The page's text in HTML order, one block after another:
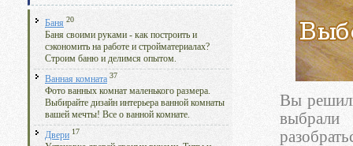
Баня 20
Баня своими руками - как построить и
сэкономить на работе и стройматериалах?
Строим баню и делимся опытом.
Ванная комната 37
Фото ванных комнат маленького размера.
Выбирайте дизайн интерьера ванной комнаты
вашей мечты! Все о ванной комнате.
Двери 17
Вы